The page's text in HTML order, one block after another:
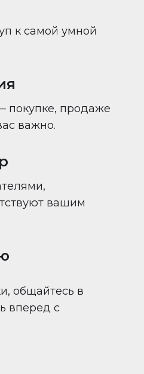
к самой умной
покупке, продаже
важно.
вашим
общайтесь в
вперед с